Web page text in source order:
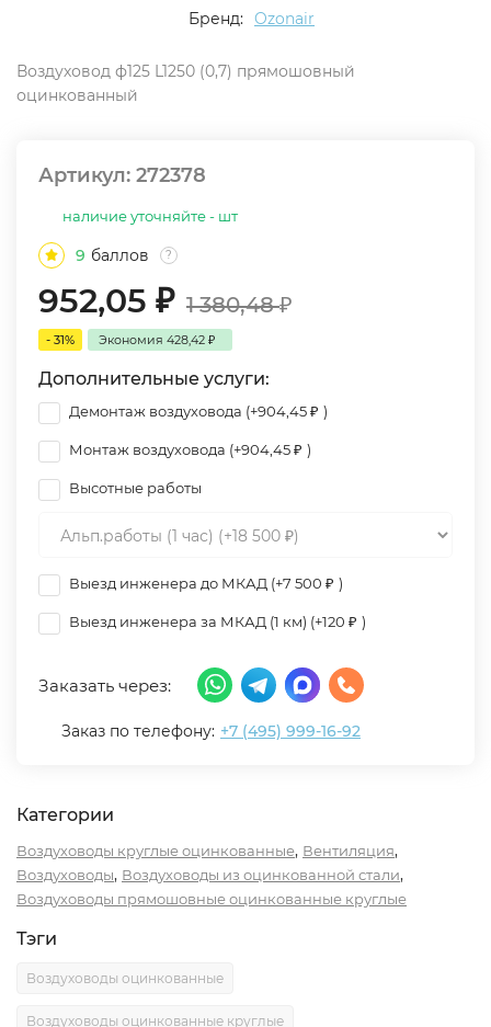
Бренд: Ozonair
Воздуховод ф125 L1250 (0,7) прямошовный
оцинкованный
Артикул: 272378
наличие уточняйте - шт
9 баллов ?
952,05 ₽ 1 380,48₽
- 31% Экономия 428,42 ₽
Дополнительные услуги:
Демонтаж воздуховода (+904,45₽ )
Монтаж воздуховода (+904,45₽ )
Высотные работы
Выезд инженера до МКАД (+7 500 ₽ )
Выезд инженера за МКАД (1 км) (+120 ₽ )
Заказать через:
Заказ по телефону: +7 (495) 999-16-92
Категории
Воздуховоды круглые оцинкованные, Вентиляция,
Воздуховоды, Воздуховоды из оцинкованной стали,
Воздуховоды прямошовные оцинкованные круглые
Тэги
Воздуховоды оцинкованные
Воздуховоды оцинкованные круглые